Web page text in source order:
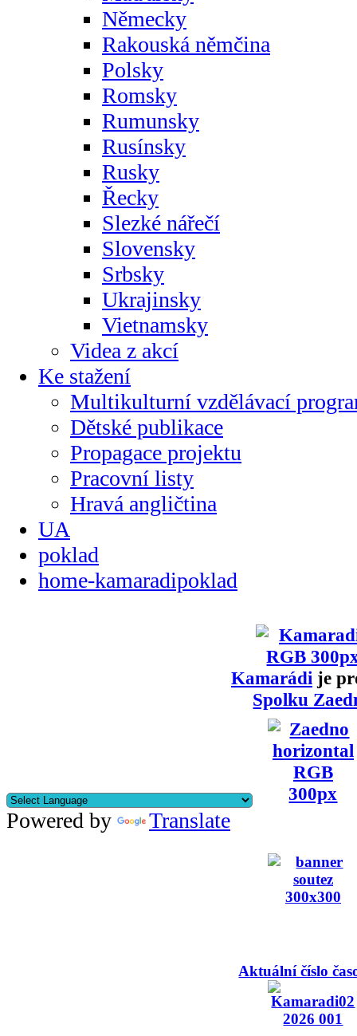
Německy
Rakouská němčina
Polsky
Romsky
Rumunsky
Rusínsky
Rusky
Řecky
Slezké nářečí
Slovensky
Srbsky
Ukrajinsky
Vietnamsky
Videa z akcí
Ke stažení
Multikulturní vzdělávací
Dětské publikace
Propagace projektu
Pracovní listy
Hravá angličtina
UA
poklad
home-kamaradipoklad
Kamarádi je
Spolku
Powered by Translate
Aktuální číslo